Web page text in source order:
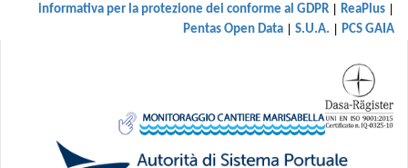
informativa per la protezione dei conforme al GDPR | ReaPlus |
Pentas Open Data | S.U.A. | PCS GAIA